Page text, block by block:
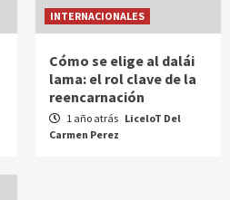
INTERNACIONALES
Cómo se elige al dalái
lama: el rol clave de la
reencarnación
1 año atrás LiceloT Del
Carmen Perez